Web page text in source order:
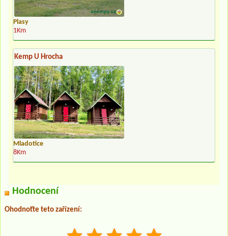
Plasy
1Km
Kemp U Hrocha
Mladotice
8Km
Hodnocení
Ohodnoťte teto zařízení: